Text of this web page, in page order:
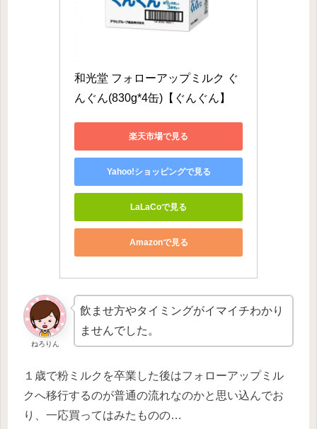
和光堂 フォローアップミルク ぐ
んぐん(830g*4缶)【ぐんぐん】
楽天市場で見る
Yahoo!ショッピングで見る
LaLaCoで見る
Amazonで見る
ねろりん
飲ませ方やタイミングがイマイチわかり
ませんでした。
１歳で粉ミルクを卒業した後はフォローアップミル
クへ移行するのが普通の流れなのかと思い込んでお
り、一応買ってはみたものの…